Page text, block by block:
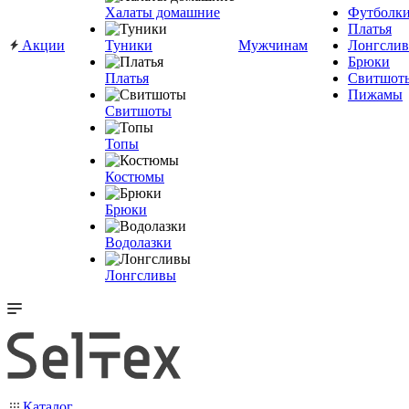
Акции
Халаты домашние
Туники
Платья
Свитшоты
Топы
Костюмы
Брюки
Водолазки
Лонгсливы
Мужчинам
Футболки
Платья
Брюки
Пижамы